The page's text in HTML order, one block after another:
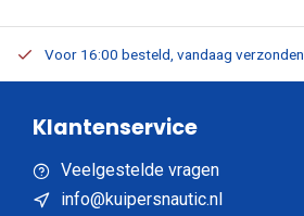
Voor 16:00 besteld, vandaag verzonden
Klantenservice
Veelgestelde vragen
info@kuipersnautic.nl